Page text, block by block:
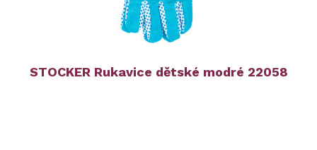
STOCKER Rukavice dětské modré 22058